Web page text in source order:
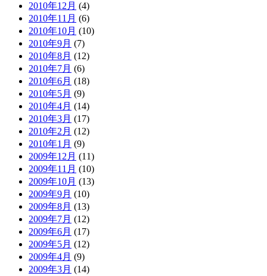
2010年12月 (4)
2010年11月 (6)
2010年10月 (10)
2010年9月 (7)
2010年8月 (12)
2010年7月 (6)
2010年6月 (18)
2010年5月 (9)
2010年4月 (14)
2010年3月 (17)
2010年2月 (12)
2010年1月 (9)
2009年12月 (11)
2009年11月 (10)
2009年10月 (13)
2009年9月 (10)
2009年8月 (13)
2009年7月 (12)
2009年6月 (17)
2009年5月 (12)
2009年4月 (9)
2009年3月 (14)